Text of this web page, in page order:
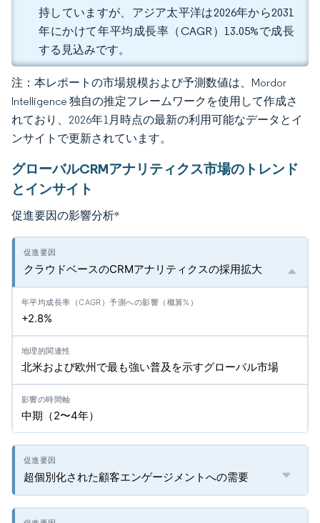
持していますが、アジア太平洋は2026年から2031
年にかけて年平均成長率（CAGR）13.05%で成長
する見込みです。
注：本レポートの市場規模および予測数値は、Mordor
Intelligence 独自の推定フレームワークを使用して作成さ
れており、2026年1月時点の最新の利用可能なデータとイ
ンサイトで更新されています。
グローバルCRMアナリティクス市場のトレンド
とインサイト
促進要因の影響分析*
クラウドベースのCRMアナリティクスの採用拡大
+2.8%
北米および欧州で最も強い普及を示すグローバル市場
中期（2〜4年）
超個別化された顧客エンゲージメントへの需要